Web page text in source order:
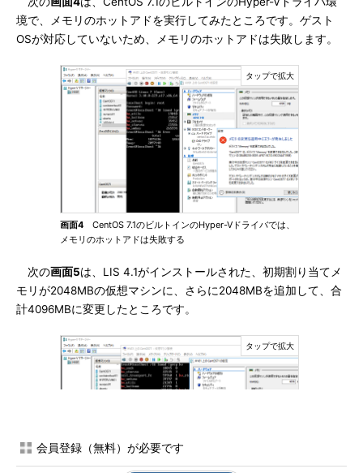
境で、メモリのホットアドを実行してみたところです。ゲスト
OSが対応していないため、メモリのホットアドは失敗します。
画面4 CentOS 7.1のビルトインのHyper-Vドライバでは、
メモリのホットアドは失敗する
次の画面5は、LIS 4.1がインストールされた、初期割り当てメ
モリが2048MBの仮想マシンに、さらに2048MBを追加して、合
計4096MBに変更したところです。
会員登録（無料）が必要です